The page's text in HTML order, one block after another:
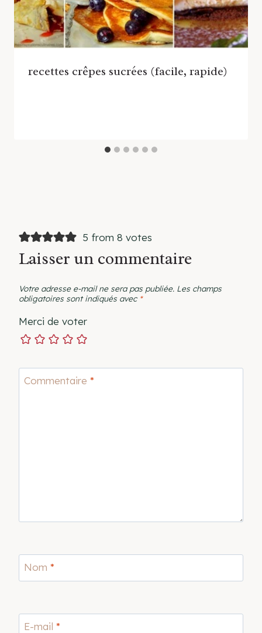
recettes crêpes sucrées (facile, rapide)
5 from 8 votes
Laisser un commentaire
Votre adresse e-mail ne sera pas publiée. Les champs
obligatoires sont indiqués avec *
Merci de voter
Commentaire *
Nom *
E-mail *